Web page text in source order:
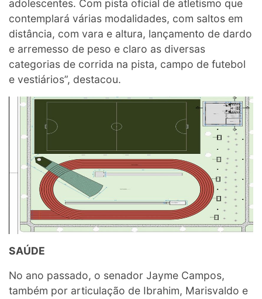
adolescentes. Com pista oficial de atletismo que
contemplará várias modalidades, com saltos em
distância, com vara e altura, lançamento de dardo
e arremesso de peso e claro as diversas
categorias de corrida na pista, campo de futebol
e vestiários”, destacou.
SAÚDE
No ano passado, o senador Jayme Campos,
também por articulação de Ibrahim, Marisvaldo e